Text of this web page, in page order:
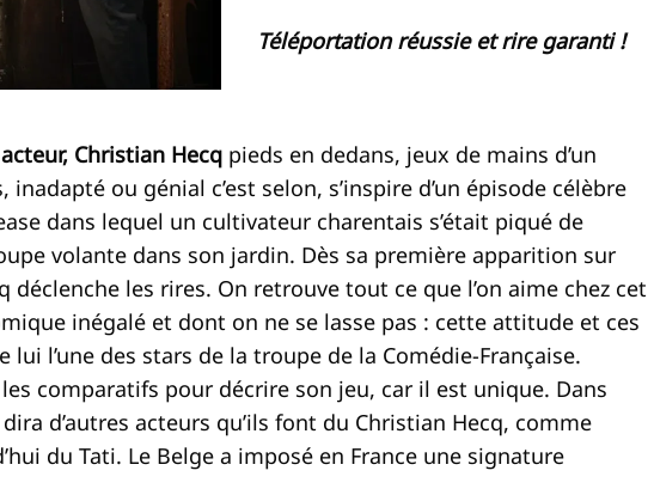
Téléportation réussie et rire garanti !
Christian Hecq pieds en dedans, jeux de mains d’un
ou génial c’est selon, s’inspire d’un épisode célèbre
dans lequel un cultivateur charentais s’était piqué de
volante dans son jardin. Dès sa première apparition sur
déclenche les rires. On retrouve tout ce que l’on aime chez cet
inégalé et dont on ne se lasse pas : cette attitude et ces
l’une des stars de la troupe de la Comédie-Française.
comparatifs pour décrire son jeu, car il est unique. Dans
d’autres acteurs qu’ils font du Christian Hecq, comme
du Tati. Le Belge a imposé en France une signature